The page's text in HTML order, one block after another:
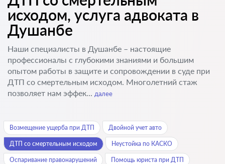
исходом, услуга адвоката в
Душанбе
Наши специалисты в Душанбе – настоящие
профессионалы с глубокими знаниями и большим
опытом работы в защите и сопровождении в суде при
ДТП со смертельным исходом. Многолетний стаж
позволяет нам эффек... далее
Возмещение ущерба при ДТП Двойной учет авто
ДТП со смертельным исходом Неустойка по КАСКО
Оспаривание правонарушений Помощь юриста при ДТП